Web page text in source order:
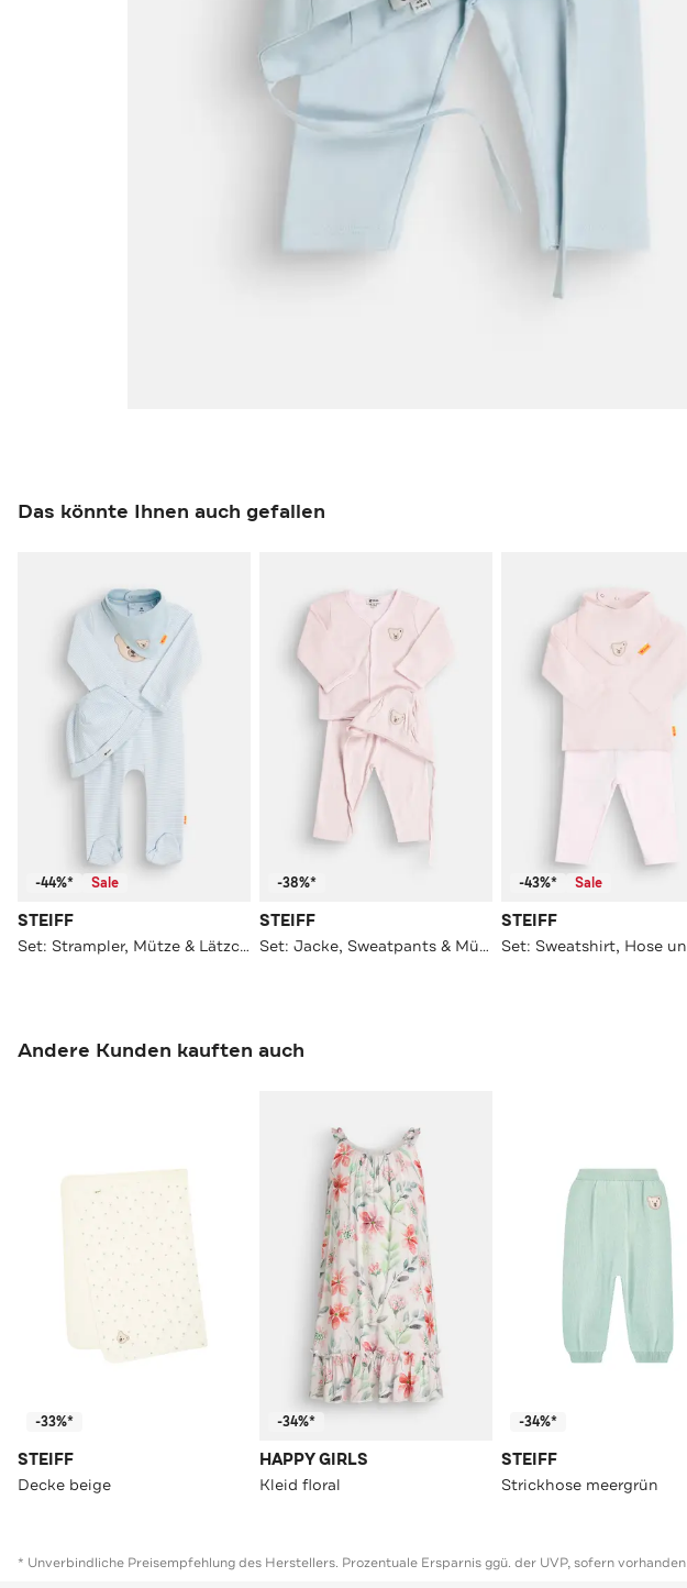
Das könnte Ihnen auch gefallen
-44%* Sale
STEIFF
Set: Strampler, Mütze & Lätzchen
-38%*
STEIFF
Set: Jacke, Sweatpants & Mütze
-43%* Sale
STEIFF
Andere Kunden kauften auch
-33%*
STEIFF
Decke beige
-34%*
HAPPY GIRLS
Kleid floral
-34%*
STEIFF
Strickhose meergrün
* Unverbindliche Preisempfehlung des Herstellers. Prozentuale Ersparnis ggü. der UVP, sofern vorhanden